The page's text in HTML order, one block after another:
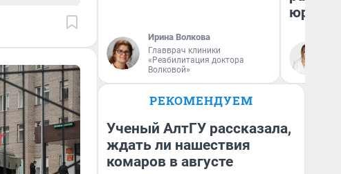
Ирина Волкова
Главврач клиники
«Реабилитация доктора
Волковой»
юриста
РЕКОМЕНДУЕМ
Ученый АлтГУ рассказала,
ждать ли нашествия
комаров в августе